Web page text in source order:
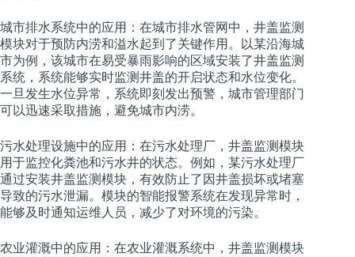
城市排水系统中的应用：在城市排水管网中，井盖监测
模块对于预防内涝和溢水起到了关键作用。以某沿海城
市为例，该城市在易受暴雨影响的区域安装了井盖监测
系统，系统能够实时监测井盖的开启状态和水位变化。
一旦发生水位异常，系统即刻发出预警，城市管理部门
可以迅速采取措施，避免城市内涝。
污水处理设施中的应用：在污水处理厂，井盖监测模块
用于监控化粪池和污水井的状态。例如，某污水处理厂
通过安装井盖监测模块，有效防止了因井盖损坏或堵塞
导致的污水泄漏。模块的智能报警系统在发现异常时，
能够及时通知运维人员，减少了对环境的污染。
农业灌溉中的应用：在农业灌溉系统中，井盖监测模块